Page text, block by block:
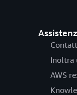
Inoltra
AWS